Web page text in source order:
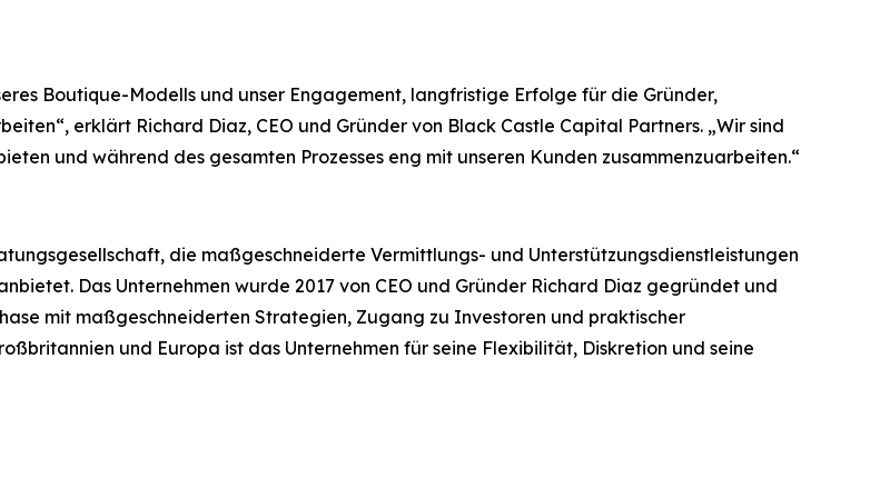
Boutique-Modells und unser Engagement, langfristige Erfolge für die Gründer,
erklärt Richard Diaz, CEO und Gründer von Black Castle Capital Partners. „Wir sind
und während des gesamten Prozesses eng mit unseren Kunden zusammenzuarbeiten.“
die maßgeschneiderte Vermittlungs- und Unterstützungsdienstleistungen
Das Unternehmen wurde 2017 von CEO und Gründer Richard Diaz gegründet und
mit maßgeschneiderten Strategien, Zugang zu Investoren und praktischer
und Europa ist das Unternehmen für seine Flexibilität, Diskretion und seine